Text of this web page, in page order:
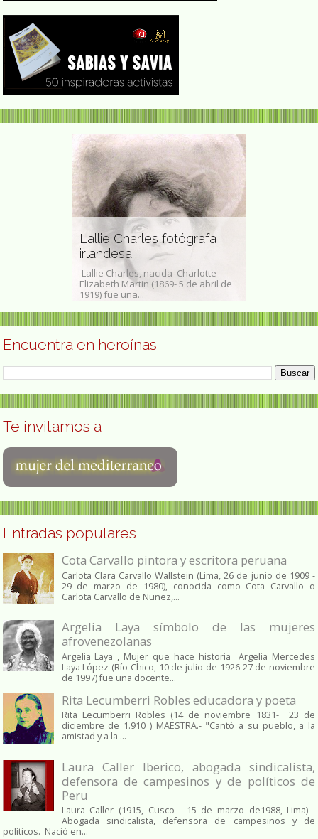
Lallie Charles fotógrafa
irlandesa
Lallie Charles, nacida Charlotte
Elizabeth Martin (1869- 5 de abril de
1919) fue una...
Encuentra en heroínas
Te invitamos a
Entradas populares
Cota Carvallo pintora y escritora peruana
Carlota Clara Carvallo Wallstein (Lima, 26 de junio de 1909 -
29 de marzo de 1980), conocida como Cota Carvallo o
Carlota Carvallo de Nuñez,...
Argelia Laya símbolo de las mujeres
afrovenezolanas
Argelia Laya , Mujer que hace historia Argelia Mercedes
Laya López (Río Chico, 10 de julio de 1926-27 de noviembre
de 1997) fue una docente...
Rita Lecumberri Robles educadora y poeta
Rita Lecumberri Robles (14 de noviembre 1831- 23 de
diciembre de 1.910 ) MAESTRA.- "Cantó a su pueblo, a la
amistad y a la ...
Laura Caller Iberico, abogada sindicalista,
defensora de campesinos y de políticos de
Peru
Laura Caller (1915, Cusco - 15 de marzo de1988, Lima)
Abogada sindicalista, defensora de campesinos y de
políticos. Nació en...